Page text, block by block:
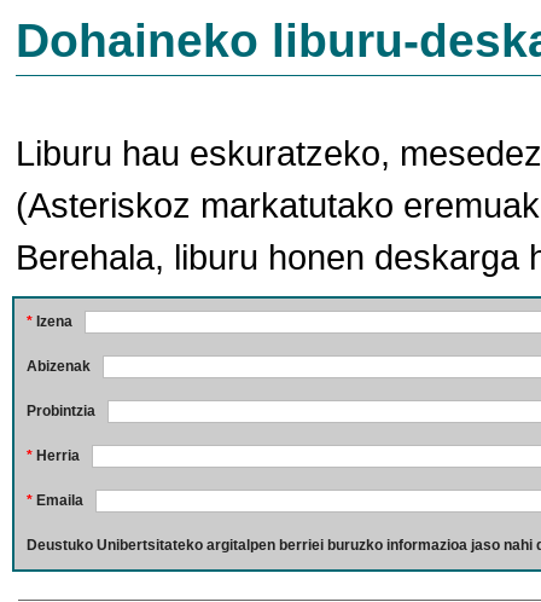
Dohaineko liburu-
Liburu hau eskuratzeko,
(Asteriskoz markatutako
Berehala, liburu honen deskarga
* Izena
Abizenak
Probintzia
* Herria
* Emaila
Deustuko Unibertsitateko argitalpen berriei buruzko informazioa jaso nahi